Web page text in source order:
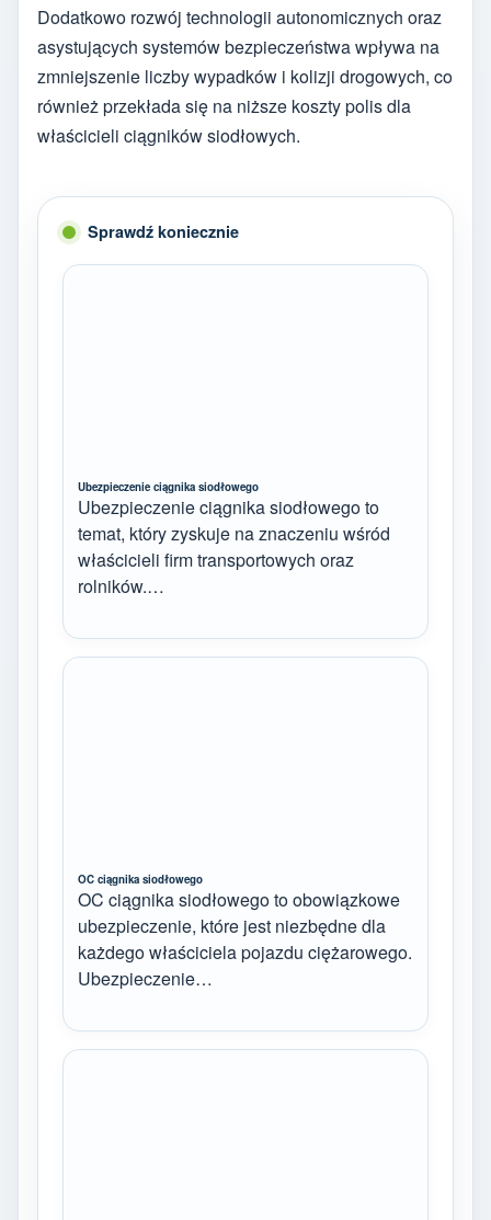
Dodatkowo rozwój technologii autonomicznych oraz
asystujących systemów bezpieczeństwa wpływa na
zmniejszenie liczby wypadków i kolizji drogowych, co
również przekłada się na niższe koszty polis dla
właścicieli ciągników siodłowych.
Sprawdź koniecznie
Ubezpieczenie ciągnika siodłowego
Ubezpieczenie ciągnika siodłowego to
temat, który zyskuje na znaczeniu wśród
właścicieli firm transportowych oraz
rolników.…
OC ciągnika siodłowego
OC ciągnika siodłowego to obowiązkowe
ubezpieczenie, które jest niezbędne dla
każdego właściciela pojazdu ciężarowego.
Ubezpieczenie…